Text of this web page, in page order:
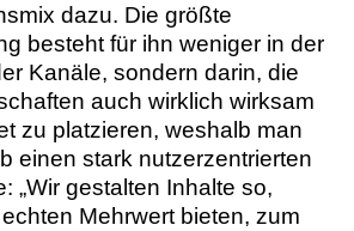
dazu. Die größte
besteht für ihn weniger in der
Kanäle, sondern darin, die
auch wirklich wirksam
zu platzieren, weshalb man
einen stark nutzerzentrierten
„Wir gestalten Inhalte so,
Mehrwert bieten, zum